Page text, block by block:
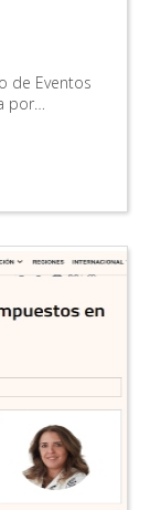
de Eventos
por…